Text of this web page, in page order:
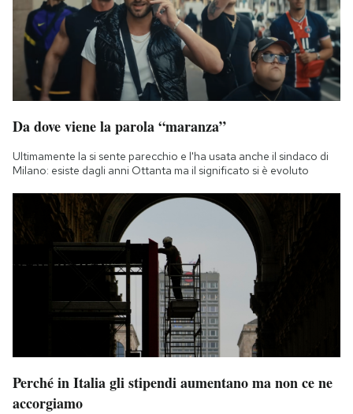
AREA PERSONALE
Area Personale
Notifiche mobile
Hai bisogno di aiuto?
Da dove viene la parola “maranza”
Ultimamente la si sente parecchio e l'ha usata anche il sindaco di
Milano: esiste dagli anni Ottanta ma il significato si è evoluto
Perché in Italia gli stipendi aumentano ma non ce ne
accorgiamo